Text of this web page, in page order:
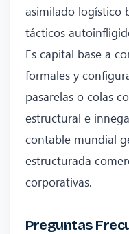
asimilado logístico
tácticos
Es capital base a
formales y
pasarelas o colas
estructural e
contable mundial
estructurada
corporativas.
Preguntas